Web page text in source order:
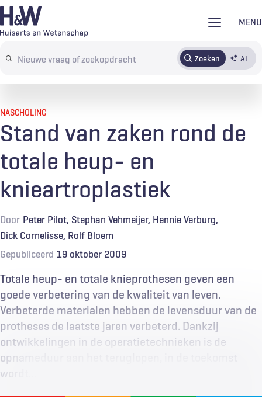
Overslaan
en
de
MENU
Search
terms
Zoeken AI
AbonnerenTijdschrift Inloggen
NASCHOLING
Stand van zaken rond de
totale heup- en
knieartroplastiek
Door Peter Pilot Stephan Vehmeijer Hennie Verburg
Dick Cornelisse Rolf Bloem
Gepubliceerd 19 oktober 2009
Totale heup- en totale knieprothesen geven een
goede verbetering van de kwaliteit van leven.
Verbeterde materialen hebben de levensduur van de
protheses de laatste jaren verbeterd. Dankzij
ontwikkelingen in de operatietechnieken is de
opnameduur aan het teruglopen, in de toekomst
wordt…